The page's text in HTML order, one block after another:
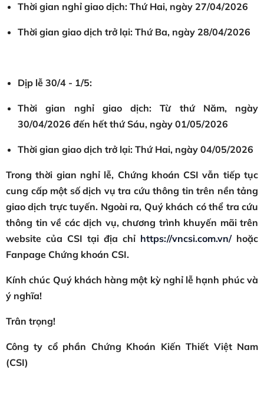
Thời gian nghỉ giao dịch: Thứ Hai, ngày 27/04/2026
Thời gian giao dịch trở lại: Thứ Ba, ngày 28/04/2026
Dịp lễ 30/4 - 1/5:
Thời gian nghỉ giao dịch: Từ thứ Năm, ngày
30/04/2026 đến hết thứ Sáu, ngày 01/05/2026
Thời gian giao dịch trở lại: Thứ Hai, ngày 04/05/2026
Trong thời gian nghỉ lễ, Chứng khoán CSI vẫn tiếp tục
cung cấp một số dịch vụ tra cứu thông tin trên nền tảng
giao dịch trực tuyến. Ngoài ra, Quý khách có thể tra cứu
thông tin về các dịch vụ, chương trình khuyến mãi trên
website của CSI tại địa chỉ https://vncsi.com.vn/hoặc
Fanpage Chứng khoán CSI.
Kính chúc Quý khách hàng một kỳ nghỉ lễ hạnh phúc và
ý nghĩa!
Trân trọng!
Công ty cổ phần Chứng Khoán Kiến Thiết Việt Nam
(CSI)